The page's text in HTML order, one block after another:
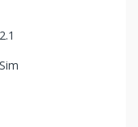
2.1
Sim